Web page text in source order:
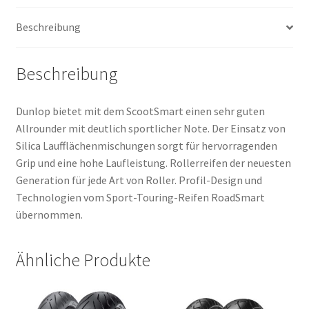
Beschreibung
Beschreibung
Dunlop bietet mit dem ScootSmart einen sehr guten
Allrounder mit deutlich sportlicher Note. Der Einsatz von
Silica Laufflächenmischungen sorgt für hervorragenden
Grip und eine hohe Laufleistung. Rollerreifen der neuesten
Generation für jede Art von Roller. Profil-Design und
Technologien vom Sport-Touring-Reifen RoadSmart
übernommen.
Ähnliche Produkte